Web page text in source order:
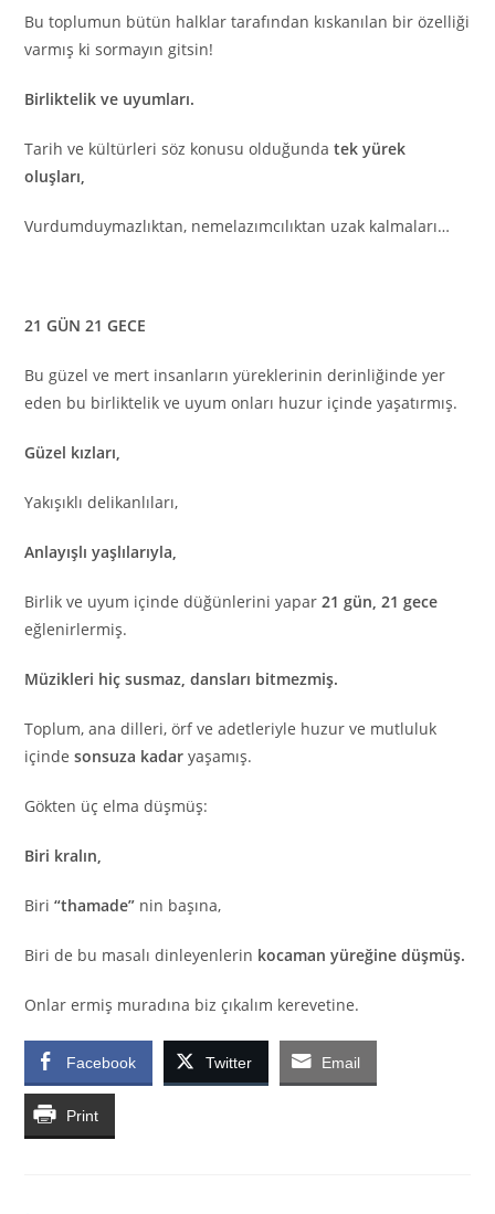
Bu toplumun bütün halklar tarafından kıskanılan bir özelliği
varmış ki sormayın gitsin!
Birliktelik ve uyumları.
Tarih ve kültürleri söz konusu olduğundatek yürek
oluşları,
Vurdumduymazlıktan, nemelazımcılıktan uzak kalmaları…
21 GÜN 21 GECE
Bu güzel ve mert insanların yüreklerinin derinliğinde yer
eden bu birliktelik ve uyum onları huzur içinde yaşatırmış.
Güzel kızları,
Yakışıklı delikanlıları,
Anlayışlı yaşlılarıyla,
Birlik ve uyum içinde düğünlerini yapar21 gün, 21 gece
eğlenirlermiş.
Müzikleri hiç susmaz, dansları bitmezmiş.
Toplum, ana dilleri, örf ve adetleriyle huzur ve mutluluk
içindesonsuza kadar yaşamış.
Gökten üç elma düşmüş:
Biri kralın,
Biri“thamade” nin başına,
Biri de bu masalı dinleyenlerin kocaman yüreğine düşmüş.
Onlar ermiş muradına biz çıkalım kerevetine.
Facebook Twitter Email
Print